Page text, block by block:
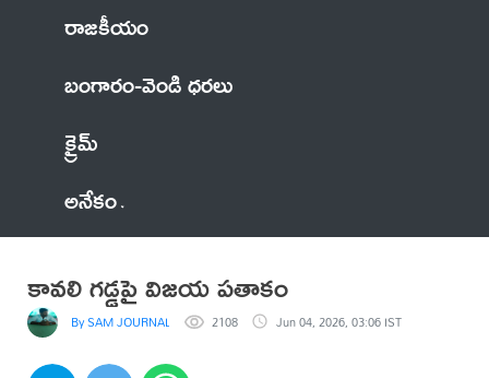
రాజకీయం
బంగారం-వెండి ధరలు
క్రైమ్
అనేకం
కావలి గడ్డపై విజయ పతాకం
By SAM JOURNALIST 2108 Jun 04, 2026, 03:06 IST